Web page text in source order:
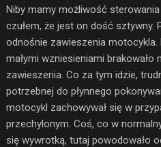
Niby mamy możliwość
czułem, że jest on dość sztywny.
odnośnie zawieszenia motocykla.
małymi wzniesieniami brakowało
zawieszenia. Co za tym idzie,
potrzebnej do płynnego
motocykl zachowywał się w
przechylonym. Coś, co w
się wywrotką, tutaj powodowało